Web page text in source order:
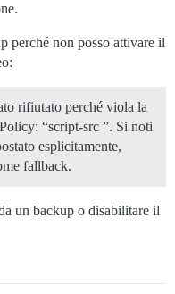
perché non posso attivare il
rifiutato perché viola la
“script-src ”. Si noti
esplicitamente,
fallback.
un backup o disabilitare il